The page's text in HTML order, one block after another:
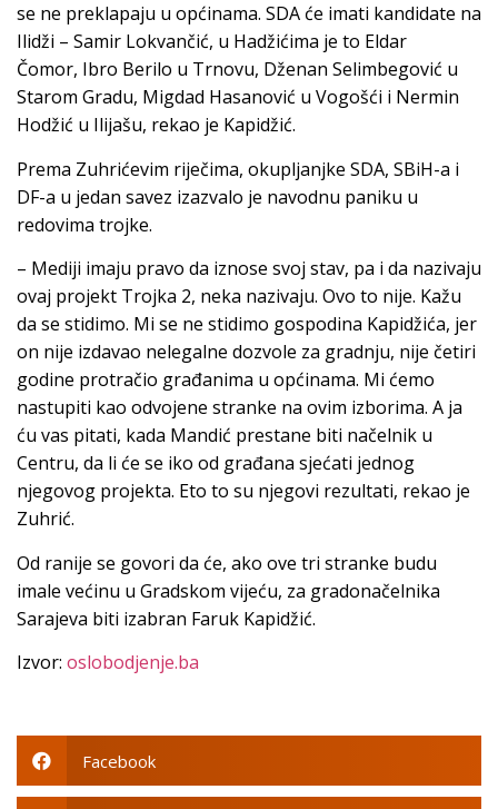
se ne preklapaju u općinama. SDA će imati kandidate na
Ilidži – Samir Lokvančić, u Hadžićima je to Eldar
Čomor, Ibro Berilo u Trnovu, Dženan Selimbegović u
Starom Gradu, Migdad Hasanović u Vogošći i Nermin
Hodžić u Ilijašu, rekao je Kapidžić.
Prema Zuhrićevim riječima, okupljanjke SDA, SBiH-a i
DF-a u jedan savez izazvalo je navodnu paniku u
redovima trojke.
– Mediji imaju pravo da iznose svoj stav, pa i da nazivaju
ovaj projekt Trojka 2, neka nazivaju. Ovo to nije. Kažu
da se stidimo. Mi se ne stidimo gospodina Kapidžića, jer
on nije izdavao nelegalne dozvole za gradnju, nije četiri
godine protračio građanima u općinama. Mi ćemo
nastupiti kao odvojene stranke na ovim izborima. A ja
ću vas pitati, kada Mandić prestane biti načelnik u
Centru, da li će se iko od građana sjećati jednog
njegovog projekta. Eto to su njegovi rezultati, rekao je
Zuhrić.
Od ranije se govori da će, ako ove tri stranke budu
imale većinu u Gradskom vijeću, za gradonačelnika
Sarajeva biti izabran Faruk Kapidžić.
Izvor: oslobodjenje.ba
Facebook